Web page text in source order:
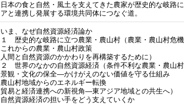
日本の食と自然・風土を支えてきた農家が歴史的な岐路
アと連携し発展する環境共同体につなぐ道。
いま、なぜ自然資源経済論か
１ 歴史的な岐路に立つ農業・農山村（農業・農山村危
これからの農業・農山村政策
人間と自然資源のかかわりを再構築するために）
２ 世界のなかの自然資源経済（条件不利な農業・農山
景観・文化の保全―かけがえのない価値を守る仕組み
農山村地域からのエネルギー転換
貿易と経済連携への新視角―東アジア地域との共生へ）
自然資源経済の担い手をどう支えていくか